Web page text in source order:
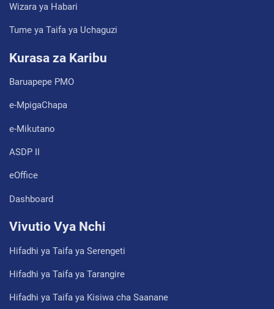
Wizara ya Habari
Tume ya Taifa ya Uchaguzi
Kurasa za Karibu
Baruapepe PMO
e-MpigaChapa
e-Mikutano
ASDP II
eOffice
Dashboard
Vivutio Vya Nchi
Hifadhi ya Taifa ya Serengeti
Hifadhi ya Taifa ya Tarangire
Hifadhi ya Taifa ya Kisiwa cha Saanane